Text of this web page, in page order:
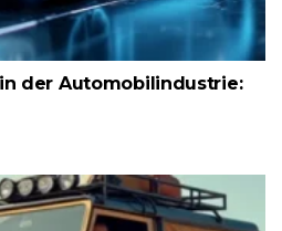
der Automobilindustrie: